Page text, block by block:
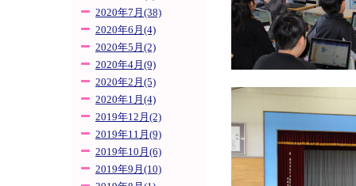
2020年7月(38)
2020年6月(4)
2020年5月(2)
2020年4月(9)
2020年2月(5)
2020年1月(4)
2019年12月(2)
2019年11月(9)
2019年10月(6)
2019年9月(10)